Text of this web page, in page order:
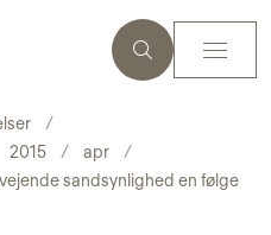
2015
apr
sandsynlighed en følge